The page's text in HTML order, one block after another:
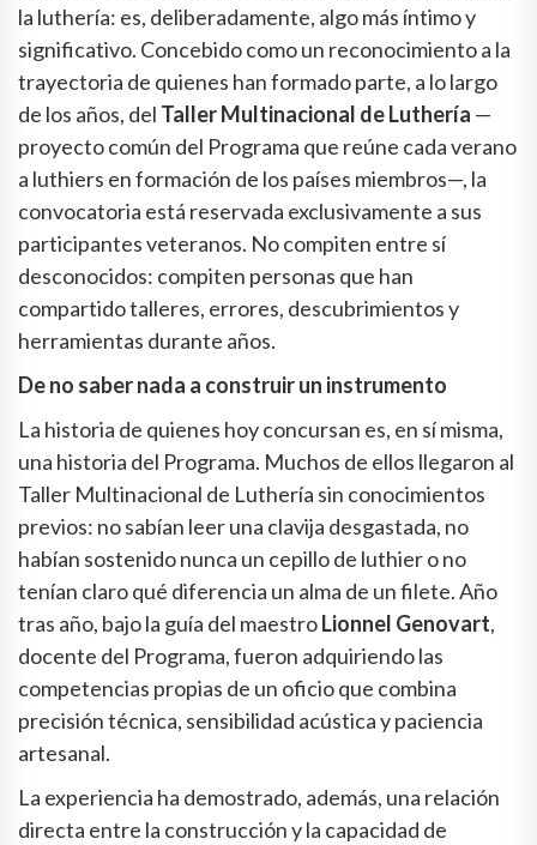
la luthería: es, deliberadamente, algo más íntimo y
significativo. Concebido como un reconocimiento a la
trayectoria de quienes han formado parte, a lo largo
de los años, del Taller Multinacional de Luthería —
proyecto común del Programa que reúne cada verano
a luthiers en formación de los países miembros—, la
convocatoria está reservada exclusivamente a sus
participantes veteranos. No compiten entre sí
desconocidos: compiten personas que han
compartido talleres, errores, descubrimientos y
herramientas durante años.
De no saber nada a construir un instrumento
La historia de quienes hoy concursan es, en sí misma,
una historia del Programa. Muchos de ellos llegaron al
Taller Multinacional de Luthería sin conocimientos
previos: no sabían leer una clavija desgastada, no
habían sostenido nunca un cepillo de luthier o no
tenían claro qué diferencia un alma de un filete. Año
tras año, bajo la guía del maestroLionnel Genovart,
docente del Programa, fueron adquiriendo las
competencias propias de un oficio que combina
precisión técnica, sensibilidad acústica y paciencia
artesanal.
La experiencia ha demostrado, además, una relación
directa entre la construcción y la capacidad de